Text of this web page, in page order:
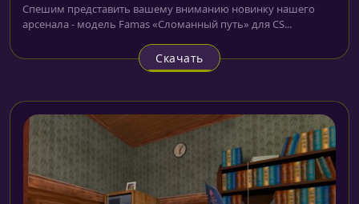
Спешим представить вашему вниманию новинку нашего
арсенала - модель Famas «Сломанный путь» для CS...
Скачать